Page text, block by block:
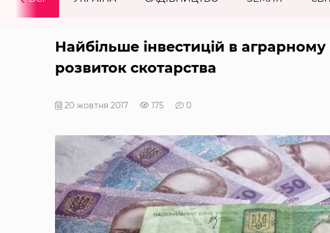
Найбільше інвестицій в
розвиток скотарства
20 жовтня 2017 175 0